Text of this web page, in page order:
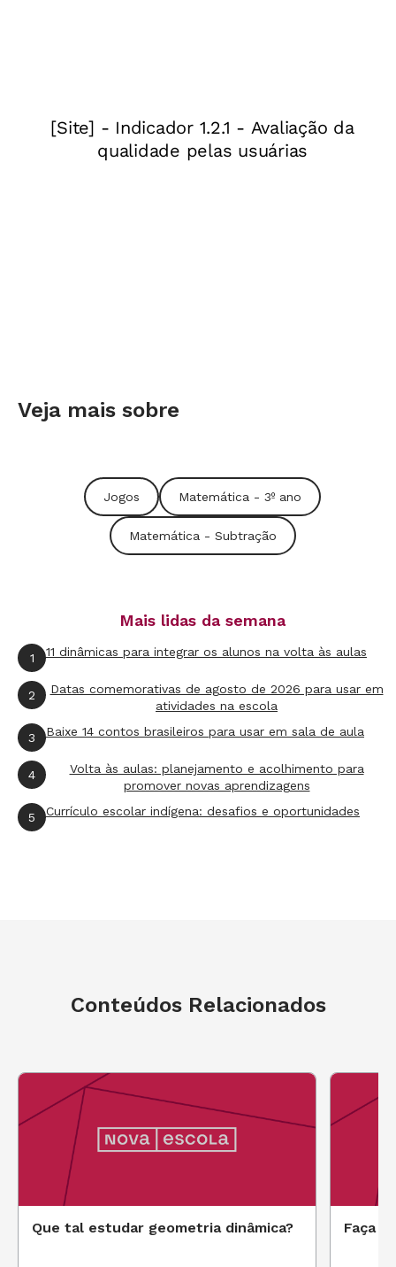
Veja mais sobre
Jogos Matemática - 3º ano
Matemática - Subtração
Mais lidas da semana
1 11 dinâmicas para integrar os alunos na volta às aulas
2
Datas comemorativas de agosto de 2026 para usar em
atividades na escola
3 Baixe 14 contos brasileiros para usar em sala de aula
4
Volta às aulas: planejamento e acolhimento para
promover novas aprendizagens
5 Currículo escolar indígena: desafios e oportunidades
Conteúdos Relacionados
Que tal estudar geometria dinâmica? Faça